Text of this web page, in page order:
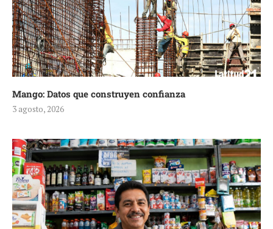
Mango: Datos que construyen confianza
3 agosto, 2026